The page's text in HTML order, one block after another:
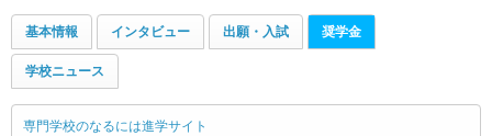
基本情報 インタビュー 出願・入試 奨学金
学校ニュース
専門学校のなるには進学サイト